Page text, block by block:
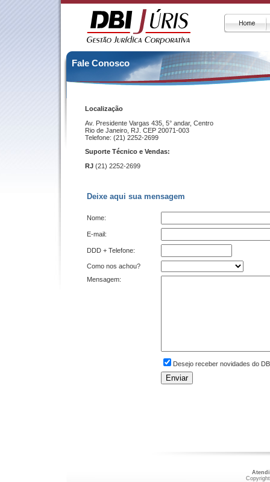
Fale Conosco
Localização
Av. Presidente Vargas 435, 5° andar, Centro
Rio de Janeiro, RJ. CEP 20071-003
Telefone: (21) 2252-2699
Suporte Técnico e Vendas:
RJ (21) 2252-2699
Deixe aqui sua mensagem
Nome:
E-mail:
DDD + Telefone:
Como nos achou?
Mensagem:
Desejo receber novidades do